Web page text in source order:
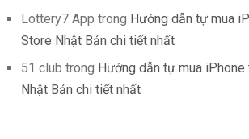
Lottery7 App trong Hướng dẫn tự mua
Store Nhật Bản chi tiết nhất
51 club trong Hướng dẫn tự mua
Nhật Bản chi tiết nhất